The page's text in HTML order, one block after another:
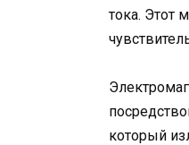
тока. Этот
который